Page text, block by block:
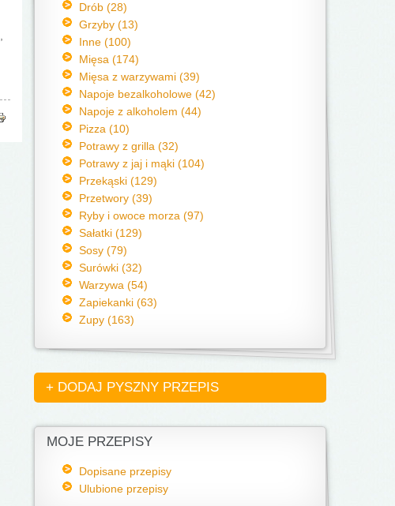
Drób (28)
Grzyby (13)
Inne (100)
Mięsa (174)
Mięsa z warzywami (39)
Napoje bezalkoholowe (42)
Napoje z alkoholem (44)
Pizza (10)
Potrawy z grilla (32)
Potrawy z jaj i mąki (104)
Przekąski (129)
Przetwory (39)
Ryby i owoce morza (97)
Sałatki (129)
Sosy (79)
Surówki (32)
Warzywa (54)
Zapiekanki (63)
Zupy (163)
+ DODAJ PYSZNY PRZEPIS
MOJE PRZEPISY
Dopisane przepisy
Ulubione przepisy